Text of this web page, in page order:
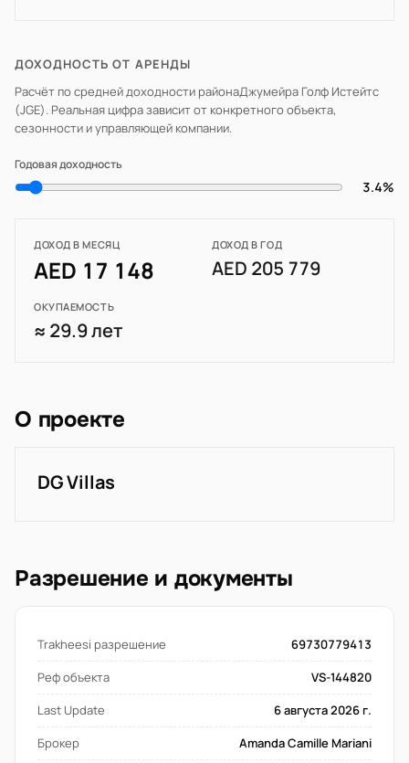
ДОХОДНОСТЬ ОТ АРЕНДЫ
Расчёт по средней доходности районаДжумейра Голф Истейтс
(JGE). Реальная цифра зависит от конкретного объекта,
сезонности и управляющей компании.
Годовая доходность
3.4%
ДОХОД В МЕСЯЦ
AED 17 148
ДОХОД В ГОД
AED 205 779
ОКУПАЕМОСТЬ
≈ 29.9 лет
О проекте
DG Villas
Разрешение и документы
Trakheesi разрешение
69730779413
Реф объекта
VS-144820
Last Update
6 августа 2026 г.
Брокер
Amanda Camille Mariani